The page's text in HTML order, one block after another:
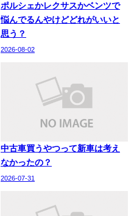
ポルシェかレクサスかベンツで
悩んでるんやけどどれがいいと
思う？
2026-08-02
中古車買うやつって新車は考え
なかったの？
2026-07-31